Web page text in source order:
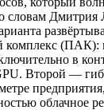
словам Дмитрия
комплекс (ПАК):
в
Второй —
облачное